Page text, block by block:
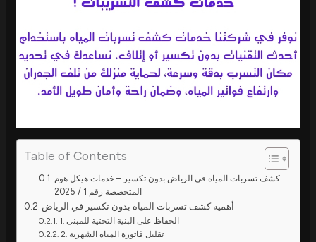
Table of Contents
كشف تسربات المياه في الرياض بدون تكسير – خدمات هيكل هوم
المتخصصة رقم 1 / 2025
أهمية كشف تسربات المياه بدون تكسير في الرياض
1. الحفاظ على البنية التحتية للمبنى
2. تقليل فاتورة المياه الشهرية